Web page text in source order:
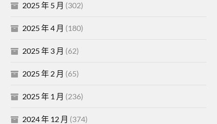
2025 年 5 月 (302)
2025 年 4 月 (180)
2025 年 3 月 (62)
2025 年 2 月 (65)
2025 年 1 月 (236)
2024 年 12 月 (374)